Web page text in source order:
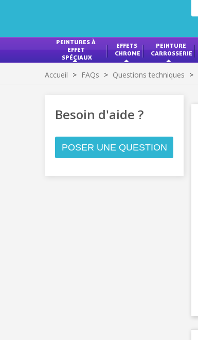
PEINTURES À
EFFET
SPÉCIAUX
EFFETS
CHROME
PEINTURE
CARROSSERIE
Accueil > FAQs > Questions techniques >
Besoin d'aide ?
POSER UNE QUESTION